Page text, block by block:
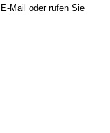
Mail oder rufen Sie